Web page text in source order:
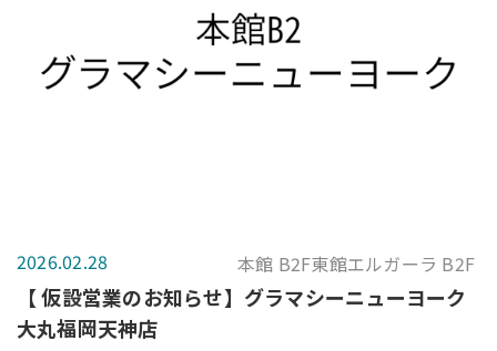
2026.02.28 本館 B2F東館エルガーラ B2F
【 仮設営業のお知らせ】グラマシーニューヨーク
大丸福岡天神店